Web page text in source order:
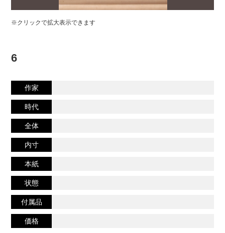
※クリックで拡大表示できます
6
作家
時代
全体
内寸
本紙
状態
付属品
価格